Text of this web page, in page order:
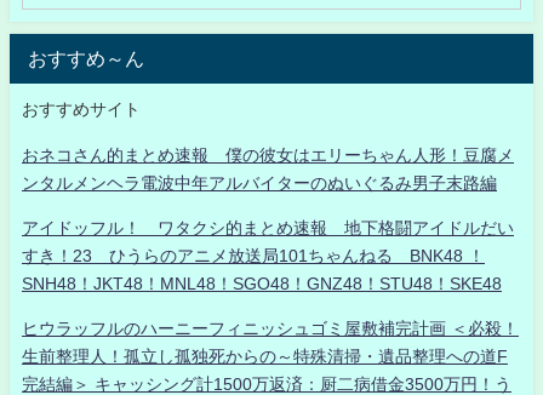
おすすめ～ん
おすすめサイト
おネコさん的まとめ速報 僕の彼女はエリーちゃん人形！豆腐メ
ンタルメンヘラ電波中年アルバイターのぬいぐるみ男子末路編
アイドッフル！ ワタクシ的まとめ速報 地下格闘アイドルだい
すき！23 ひうらのアニメ放送局101ちゃんねる BNK48 ！
SNH48！JKT48！MNL48！SGO48！GNZ48！STU48！SKE48
ヒウラッフルのハーニーフィニッシュゴミ屋敷補完計画 ＜必殺！
生前整理人！孤立し孤独死からの～特殊清掃・遺品整理への道F
完結編＞ キャッシング計1500万返済：厨二病借金3500万円！う